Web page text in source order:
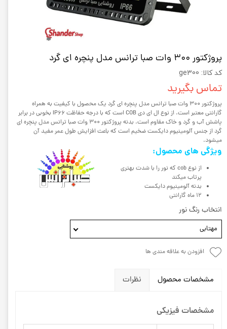
پروژکتور 300 وات صبا ترانس مدل پنچره ای گرد
کد کالا: ge300
تماس بگیرید
پروژکتور 300 وات صبا ترانس مدل پنچره ای گرد یک محصول با کیفیت به همراه
گارانتی معتبر است. از نوع ال ای دی COB است که با درجه حفاظت IP66 بخوبی در برابر
پاشش آب و گرد و خاک مقاوم است. بدنه پروژکتور 300 وات صبا ترانس مدل پنچره ای
گرد از جنس آلومینیوم دایکست ضخیم است که باعث افزایش طول عمر مفید آن
میشود.
ویژگی های محصول:
از نوع cob که نور را با شدت بهتری
پرتاب میکند
بدنه آلومینیوم دایکست
12 ماه گارانتی
انتخاب رنگ نور
مهتابی
افزودن به علاقه مندی ها
مشخصات محصول نظرات
مشخصات فیزیکی